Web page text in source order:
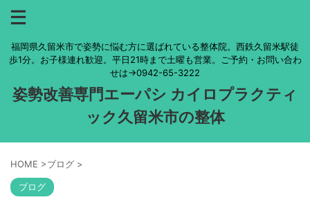
福岡県久留米市で姿勢に悩む方に選ばれている整体院。西鉄久留米駅徒
歩1分。お子様連れ歓迎。平日21時まで土曜も営業。ご予約・お問い合わ
せは→0942-65-3222
姿勢改善専門エーパシ カイロプラクティ
ック久留米市の整体
HOME >ブログ >
ブログ